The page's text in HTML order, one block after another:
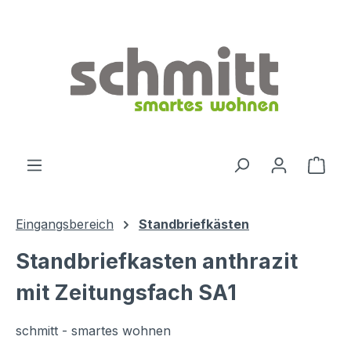
Eingangsbereich Standbriefkästen
Standbriefkasten anthrazit
mit Zeitungsfach SA1
schmitt - smartes wohnen